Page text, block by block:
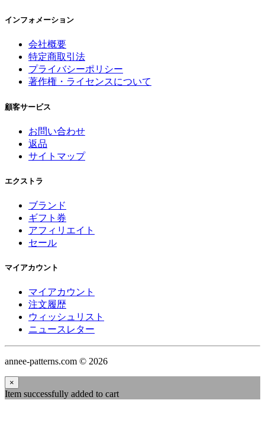
インフォメーション
会社概要
特定商取引法
プライバシーポリシー
著作権・ライセンスについて
顧客サービス
お問い合わせ
返品
サイトマップ
エクストラ
ブランド
ギフト券
アフィリエイト
セール
マイアカウント
マイアカウント
注文履歴
ウィッシュリスト
ニュースレター
annee-patterns.com © 2026
×
Item successfully added to cart